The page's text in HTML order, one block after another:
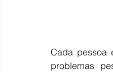
Cada pessoa
problemas